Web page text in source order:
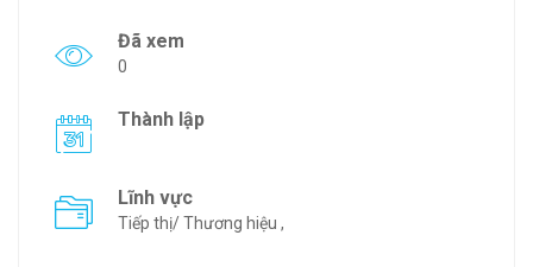
Đã xem
0
Thành lập
Lĩnh vực
Tiếp thị/ Thương hiệu ,